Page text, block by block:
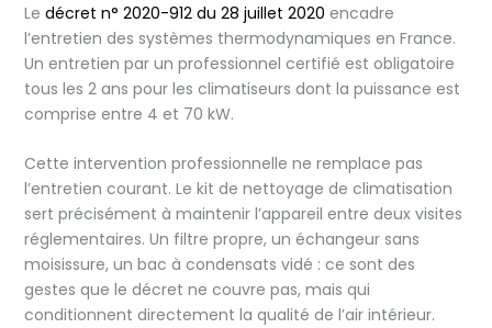
Le décret n° 2020-912 du 28 juillet 2020 encadre
l’entretien des systèmes thermodynamiques en France.
Un entretien par un professionnel certifié est obligatoire
tous les 2 ans pour les climatiseurs dont la puissance est
comprise entre 4 et 70 kW.
Cette intervention professionnelle ne remplace pas
l’entretien courant. Le kit de nettoyage de climatisation
sert précisément à maintenir l’appareil entre deux visites
réglementaires. Un filtre propre, un échangeur sans
moisissure, un bac à condensats vidé : ce sont des
gestes que le décret ne couvre pas, mais qui
conditionnent directement la qualité de l’air intérieur.